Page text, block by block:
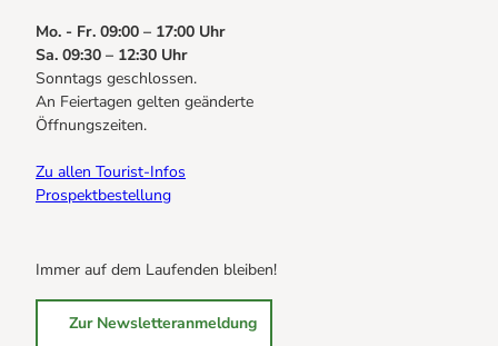
Mo. - Fr. 09:00 – 17:00 Uhr
Sa. 09:30 – 12:30 Uhr
Sonntags geschlossen.
An Feiertagen gelten geänderte
Öffnungszeiten.
Zu allen Tourist-Infos
Prospektbestellung
Immer auf dem Laufenden bleiben!
Zur Newsletteranmeldung